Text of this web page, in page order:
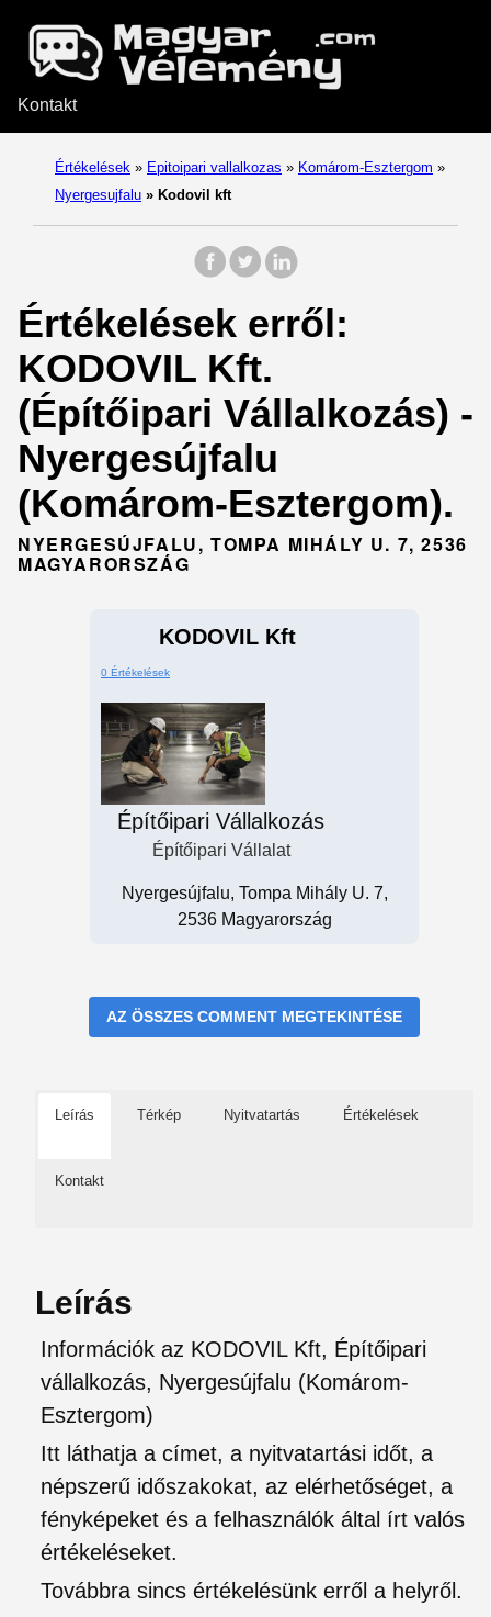
Kontakt
Értékelések » Epitoipari vallalkozas » Komárom-Esztergom »
Nyergesujfalu » Kodovil kft
Értékelések erről:
KODOVIL Kft.
(Építőipari Vállalkozás) -
Nyergesújfalu
(Komárom-Esztergom).
NYERGESÚJFALU, TOMPA MIHÁLY U. 7, 2536
MAGYARORSZÁG
KODOVIL Kft
0 Értékelések
Építőipari Vállalkozás
Építőipari Vállalat
Nyergesújfalu, Tompa Mihály U. 7,
2536 Magyarország
AZ ÖSSZES COMMENT MEGTEKINTÉSE
Leírás Térkép Nyitvatartás Értékelések
Kontakt
Leírás
Információk az KODOVIL Kft, Építőipari
vállalkozás, Nyergesújfalu (Komárom-
Esztergom)
Itt láthatja a címet, a nyitvatartási időt, a
népszerű időszakokat, az elérhetőséget, a
fényképeket és a felhasználók által írt valós
értékeléseket.
Továbbra sincs értékelésünk erről a helyről.